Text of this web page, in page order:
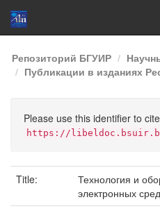
Skip
navigation
Репозиторий БГУИР
Публикации в изданиях
Please use this identifier to
https://libeldoc.bsuir.by/
Title:
Технология и
электронных